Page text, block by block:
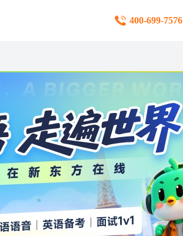
400-699-7576